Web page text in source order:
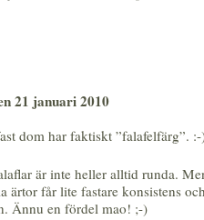
21 januari 2010
dom har faktiskt ”falafelfärg”.
är inte heller alltid runda.
ärtor får lite fastare konsistens
Ännu en fördel mao! ;-)